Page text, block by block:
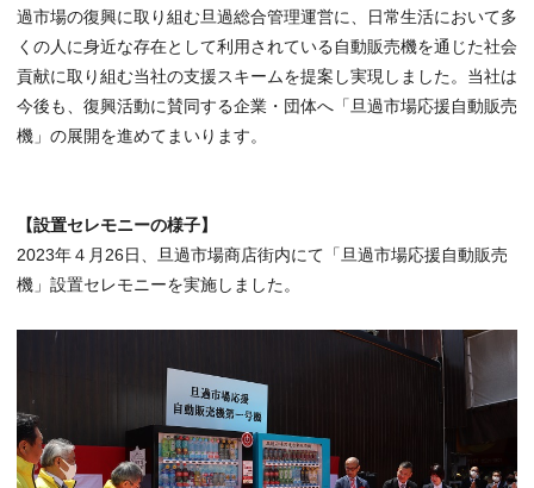
過市場の復興に取り組む旦過総合管理運営に、日常生活において多
くの人に身近な存在として利用されている自動販売機を通じた社会
貢献に取り組む当社の支援スキームを提案し実現しました。当社は
今後も、復興活動に賛同する企業・団体へ「旦過市場応援自動販売
機」の展開を進めてまいります。
【設置セレモニーの様子】
2023年４月26日、旦過市場商店街内にて「旦過市場応援自動販売
機」設置セレモニーを実施しました。